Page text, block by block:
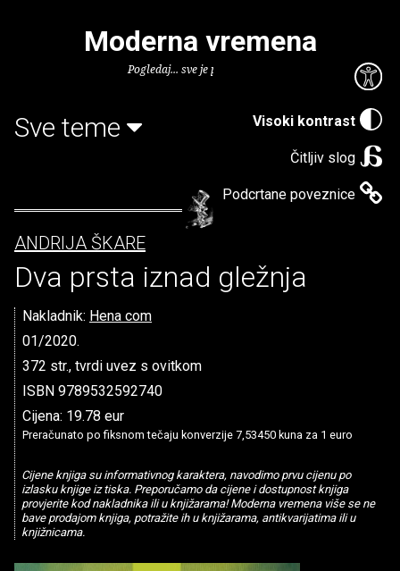
Visoki kontrast
Čitljiv slog
Podcrtane poveznice
Moderna vremena
Pogledaj... sve je puno knjiga.
Sve teme
ANDRIJA ŠKARE
Dva prsta iznad gležnja
Nakladnik: Hena com
01/2020.
372 str., tvrdi uvez s ovitkom
ISBN 9789532592740
Cijena: 19.78 eur
Preračunato po fiksnom tečaju konverzije 7,53450 kuna za 1 euro
Cijene knjiga su informativnog karaktera, navodimo prvu cijenu po
izlasku knjige iz tiska. Preporučamo da cijene i dostupnost knjiga
provjerite kod nakladnika ili u knjižarama! Moderna vremena više se ne
bave prodajom knjiga, potražite ih u knjižarama, antikvarijatima ili u
knjižnicama.